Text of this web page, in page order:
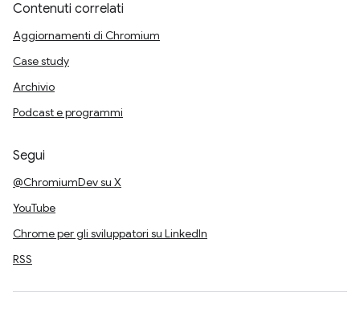
Contenuti correlati
Aggiornamenti di Chromium
Case study
Archivio
Podcast e programmi
Segui
@ChromiumDev su X
YouTube
Chrome per gli sviluppatori su LinkedIn
RSS